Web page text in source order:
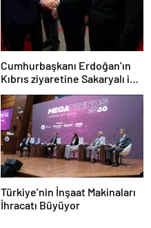
Cumhurbaşkanı Erdoğan’ın
Kıbrıs ziyaretine Sakaryalı iş
Türkiye’nin İnşaat Makinaları
İhracatı Büyüyor